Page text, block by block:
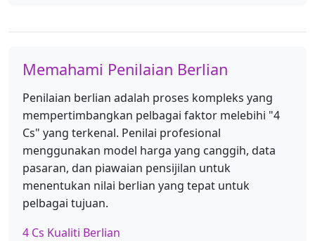
Memahami Penilaian Berlian
Penilaian berlian adalah proses kompleks yang
mempertimbangkan pelbagai faktor melebihi "4
Cs" yang terkenal. Penilai profesional
menggunakan model harga yang canggih, data
pasaran, dan piawaian pensijilan untuk
menentukan nilai berlian yang tepat untuk
pelbagai tujuan.
4 Cs Kualiti Berlian